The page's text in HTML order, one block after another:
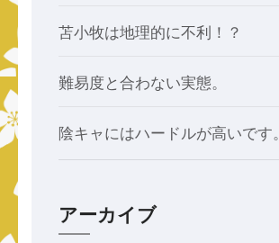
苫小牧は地理的に不利！？
難易度と合わない実態。
陰キャにはハードルが高いです。
アーカイブ